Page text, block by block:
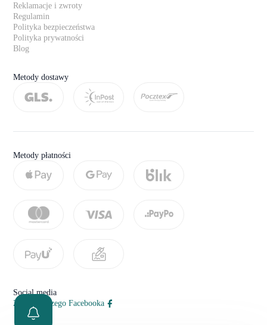
Reklamacje i zwroty
Regulamin
Polityka bezpieczeństwa
Polityka prywatności
Blog
Metody dostawy
Metody płatności
Social media
Zobacz naszego Facebooka